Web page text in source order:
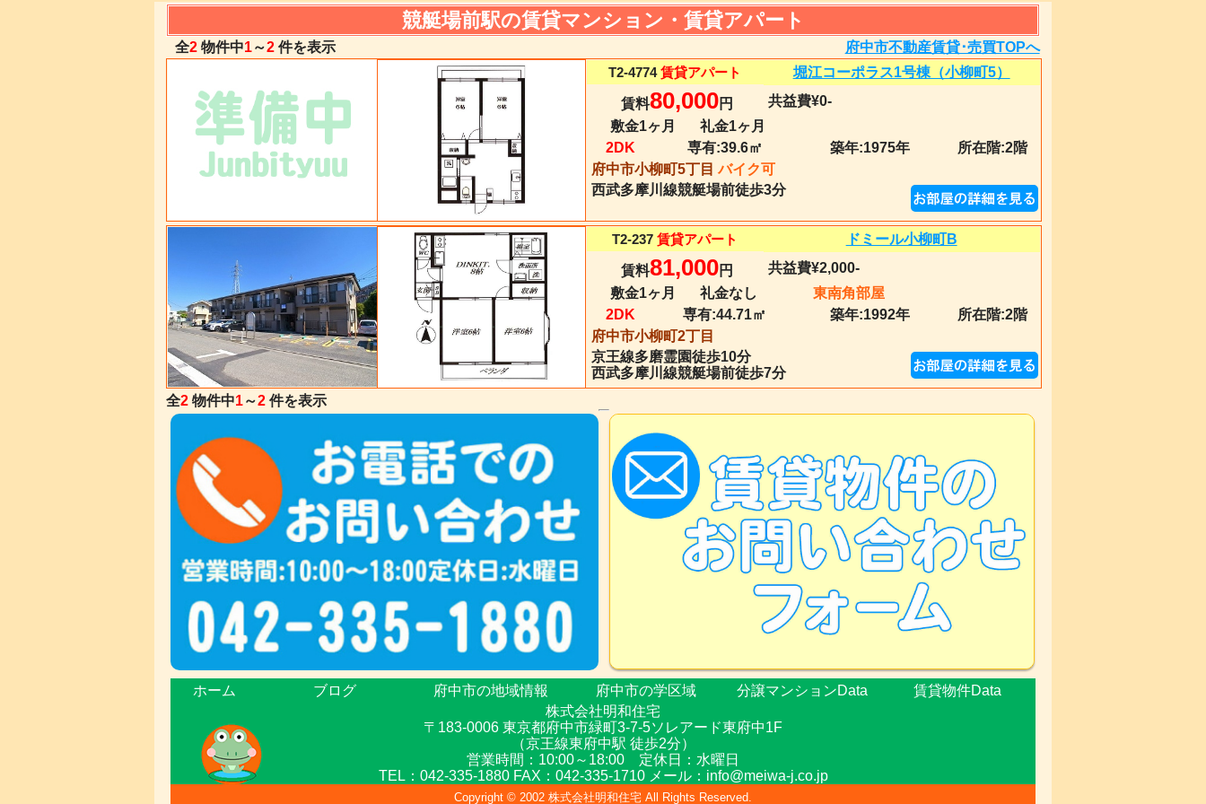
競艇場前駅の賃貸マンション・賃貸アパート
全2 物件中1～2 件を表示
府中市不動産賃貸･売買TOPへ
T2-4774 賃貸アパート 堀江コーポラス1号棟（小柳町5）
賃料80,000円
共益費¥0-
敷金1ヶ月
礼金1ヶ月
2DK
専有:39.6㎡ 築年:1975年
所在階:2階
府中市小柳町5丁目 バイク可
西武多摩川線競艇場前徒歩3分
T2-237 賃貸アパート ドミール小柳町B
賃料81,000円
共益費¥2,000-
敷金1ヶ月
礼金なし
東南角部屋
2DK
専有:44.71㎡ 築年:1992年
所在階:2階
府中市小柳町2丁目
京王線多磨霊園徒歩10分
西武多摩川線競艇場前徒歩7分
全2 物件中1～2 件を表示
ホーム ブログ 府中市の地域情報 府中市の学区域 分譲マンションData
賃貸物件Data
株式会社明和住宅
〒183-0006 東京都府中市緑町3-7-5ソレアード東府中1F
（京王線東府中駅 徒歩2分）
営業時間：10:00～18:00 定休日：水曜日
TEL：042-335-1880 FAX：042-335-1710 メール：info@meiwa-j.co.jp
Copyright © 2002 株式会社明和住宅 All Rights Reserved.